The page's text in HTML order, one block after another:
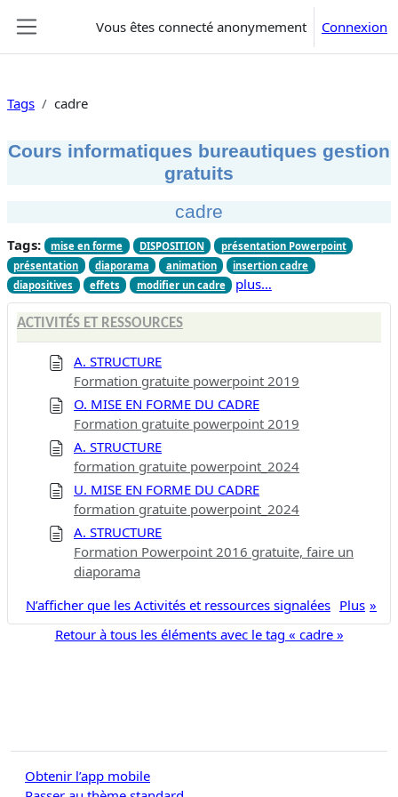
Vous êtes connecté anonymement Connexion
Tags cadre
Cours informatiques bureautiques gestion
gratuits
cadre
Tags: mise en forme DISPOSITION
présentation Powerpoint
présentation
diaporama animation
insertion cadre
diapositives
effets modifier un cadre plus…
ACTIVITÉS ET RESSOURCES
A. STRUCTURE
Formation gratuite powerpoint 2019
O. MISE EN FORME DU CADRE
Formation gratuite powerpoint 2019
A. STRUCTURE
formation gratuite powerpoint_2024
U. MISE EN FORME DU CADRE
formation gratuite powerpoint_2024
A. STRUCTURE
Formation Powerpoint 2016 gratuite, faire un
diaporama
Plus
N’afficher que les Activités et ressources signalées
Retour à tous les éléments avec le tag « cadre »
Obtenir l’app mobile